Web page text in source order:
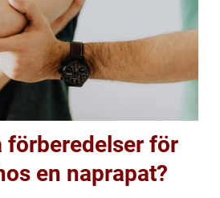
förberedelser för
en naprapat?